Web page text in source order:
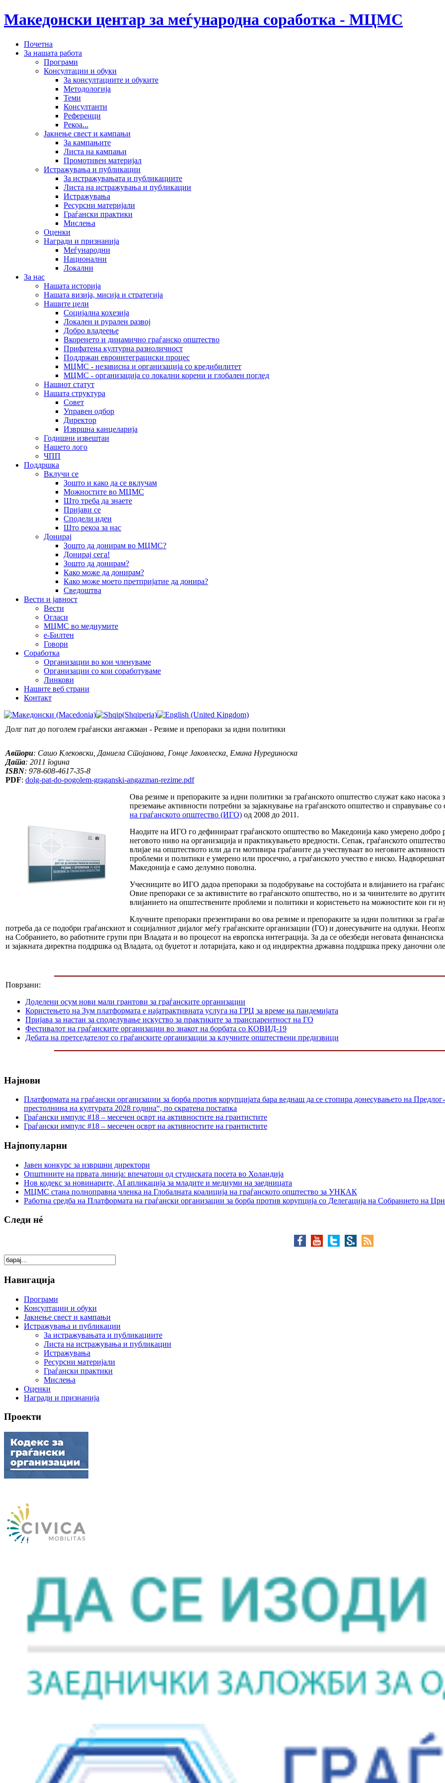
Македонски центар за меѓународна соработка - МЦМС
Почетна
За нашата работа
Програми
Консултации и обуки
За консултациите и обуките
Методологија
Теми
Консултанти
Референци
Рекоа...
Јакнење свест и кампањи
За кампањите
Листа на кампањи
Промотивен материјал
Истражувања и публикации
За истражувањата и публикациите
Листа на истражувања и публикации
Истражувања
Ресурсни материјали
Граѓански практики
Мислења
Оценки
Награди и признанија
Меѓународни
Национални
Локални
За нас
Нашата историја
Нашата визија, мисија и стратегија
Нашите цели
Социјална кохезија
Локален и рурален развој
Добро владеење
Вкоренето и динамично граѓанско општество
Прифатена културна разноличност
Поддржан евроинтеграциски процес
МЦМС - независна и организација со кредибилитет
МЦМС - организација со локални корени и глобален поглед
Нашиот статут
Нашата структура
Совет
Управен одбор
Директор
Извршна канцеларија
Годишни извештаи
Нашето лого
ЧПП
Поддршка
Вклучи се
Зошто и како да се вклучам
Можностите во МЦМС
Што треба да знаете
Пријави се
Сподели идеи
Што рекоа за нас
Донирај
Зошто да донирам во МЦМС?
Донирај сега!
Зошто да донирам?
Како може да донирам?
Како може моето претпријатие да донира?
Сведоштва
Вести и јавност
Вести
Огласи
МЦМС во медиумите
е-Билтен
Говори
Соработка
Организации во кои членуваме
Организации со кои соработуваме
Линкови
Нашите веб страни
Контакт
Долг пат до поголем граѓански ангажман - Резиме и препораки за идни политики
Автори: Сашо Клековски, Даниела Стојанова, Гонце Јаковлеска, Емина Нурединоскa
Дата: 2011 година
ISBN: 978-608-4617-35-8
PDF: dolg-pat-do-pogolem-graganski-angazman-rezime.pdf
Ова резиме и препораките за идни политики за граѓанското општество служат како насока
преземање активности потребни за зајакнување на граѓанското општество и справување
на граѓанското општество (ИГО) од 2008 до 2011.
Наодите на ИГО го дефинираат граѓанското општество во Македонија како умерено добро
неговото ниво на организација и практикувањето вредности. Сепак, граѓанското
влијае на општеството или да ги мотивира граѓаните да учествуваат во неговите
проблеми и политики е умерено или просечно, а граѓанското учество е ниско.
Македонија е само делумно поволна.
Учесниците во ИГО дадоа препораки за подобрување на состојбата и влијанието на
Овие препораки се за активистите во граѓанското општество, но и за чинителите во
влијанието на општествените проблеми и политики и користењето на можностите кои ги
Клучните препораки презентирани во ова резиме и препораките за идни политики за
потреба да се подобри граѓанскиот и социјалниот дијалог меѓу граѓанските организации (ГО) и донесувачите на одлуки.
на Собранието, во работните групи при Владата и во процесот на европска интеграција. За да се обезбеди неговата
и зајакната директна поддршка од Владата, од буџетот и лотаријата, како и од индиректна државна поддршка преку даночни
Поврзани:
Доделени осум нови мали грантови за граѓанските организации
Користењето на Зум платформата е најатрактивната услуга на ГРЦ за време на пандемијата
Пријава за настан за споделување искуство за практиките за транспарентност на ГО
Фестивалот на граѓанските организации во знакот на борбата со КОВИД-19
Дебата на претседателот со граѓанските организации за клучните општествени предизвици
Најнови
Платформата на граѓански организации за борба против корупцијата бара веднаш да се стопира донесувањето на
престолнина на културата 2028 година“, по скратена постапка
Граѓански импулс #18 – месечен осврт на активностите на грантистите
Граѓански импулс #18 – месечен осврт на активностите на грантистите
Најпопуларни
Јавен конкурс за извршни директори
Општините на првата линија: впечатоци од студиската посета во Холандија
Нов кодекс за новинарите, AI апликација за младите и медиуми на заедницата
МЦМС стана полноправна членка на Глобалната коалиција на граѓанското општество за УНКАК
Работна средба на Платформата на граѓански организации за борба против корупција со Делегација на Собранието на
Следи нé
Навигација
Програми
Консултации и обуки
Јакнење свест и кампањи
Истражувања и публикации
За истражувањата и публикациите
Листа на истражувања и публикации
Истражувања
Ресурсни материјали
Граѓански практики
Мислења
Оценки
Награди и признанија
Проекти